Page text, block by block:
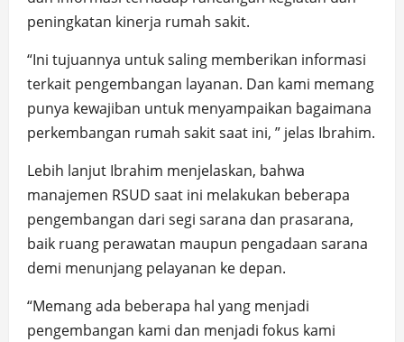
peningkatan kinerja rumah sakit.
“Ini tujuannya untuk saling memberikan informasi
terkait pengembangan layanan. Dan kami memang
punya kewajiban untuk menyampaikan bagaimana
perkembangan rumah sakit saat ini, ” jelas Ibrahim.
Lebih lanjut Ibrahim menjelaskan, bahwa
manajemen RSUD saat ini melakukan beberapa
pengembangan dari segi sarana dan prasarana,
baik ruang perawatan maupun pengadaan sarana
demi menunjang pelayanan ke depan.
“Memang ada beberapa hal yang menjadi
pengembangan kami dan menjadi fokus kami